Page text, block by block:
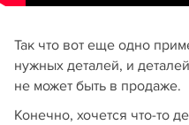
Так что вот еще одно
нужных деталей, и
не может быть в продаже.
Конечно, хочется что-то